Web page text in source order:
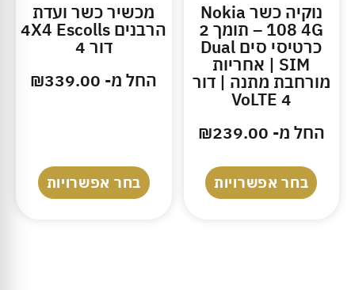
נוקיה כשר Nokia
108 4G – תומך 2
כרטיסי סים Dual
SIM | אחריות
מורחבת מתנה | דור
4 VoLTE
החל מ-
₪239.00
בחר אפשרויות
מכשיר כשר ועדת
הרבנים 4X4 Escolls
דור 4
החל מ-
₪339.00
בחר אפשרויות